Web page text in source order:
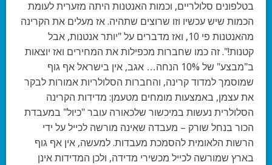
בטלפונים סלולריים, וכמות האנטנות היתה מזערית לעומת
הכמות שיש עכשיו וזו שרוצים שתהיה. אז מעלים את הקרינה
מהאנטנות פי 10, ואז מדברים על "יותר אנטנות, אבל
קטנות!". זה כמו שחברות מכפילות את המחירים ואז יוצאות
ב"מבצע" של 10% הנחה… אגב, אין בישראל אף גוף
שמוסמך למדוד קרינה, והחברות הסלולריות אמורות לבקר
את עצמן, באמצעות מומחים מטעמן: מדידות הקרינה
הסלולרית נעשות במיכשור שלכאורה עובר "כיול" במעבדת
הכור בנחל שורק – מעבדה שאינה מורשה לכייל על ידי
הרשות הלאומית להסמכת מעבדות. למעשה, אין אף גוף
בארץ שמורשה לכייל מכשירי מדידה, ולכן המדידות אינן